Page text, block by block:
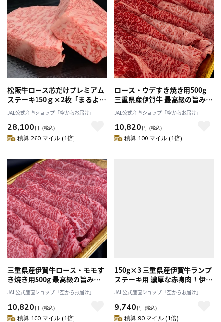
松阪牛ロース芯だけプレミアム
ステーキ150ｇ×2枚「まるよ
し」最高品質の松阪牛サーロイ
ンの〔芯〕をぜいたくに！送料
無料
JAL公式産直ショップ「空からお届け」
28,100 円 （税込）
積算 260 マイル (1倍)
ロース・ウデすき焼き用500g
三重県産伊賀牛 最高級の旨み！
伊賀地域のみの希少な牛「伊賀
肉の駒井」 送料無料
JAL公式産直ショップ「空からお届け」
10,820 円 （税込）
積算 100 マイル (1倍)
三重県産伊賀牛ロース・モモす
き焼き用500g 最高級の旨み！
伊賀地域のみの希少な牛 「有限
会社伊賀肉の駒井」送料無料
JAL公式産直ショップ「空からお届け」
10,820 円 （税込）
積算 100 マイル (1倍)
150g×3 三重県産伊賀牛ランプ
ステーキ用 濃厚な赤身肉！伊賀
地域のみの希少な牛「有限会社
伊賀肉の駒井」 送料無料
JAL公式産直ショップ「空からお届け」
9,740 円 （税込）
積算 90 マイル (1倍)